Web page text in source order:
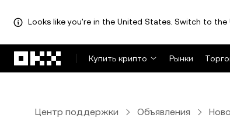
Looks like you're in the United States. Switch to
Купить крипто
Рынки
Центр поддержки Объявления